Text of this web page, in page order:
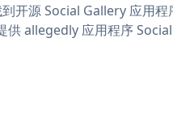
开源 Social Gallery 应用
供 allegedly 应用程序